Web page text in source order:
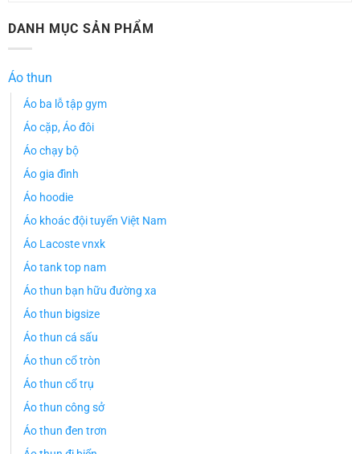
DANH MỤC SẢN PHẨM
Áo thun
Áo ba lỗ tập gym
Áo cặp, Áo đôi
Áo chạy bộ
Áo gia đình
Áo hoodie
Áo khoác đội tuyển Việt Nam
Áo Lacoste vnxk
Áo tank top nam
Áo thun bạn hữu đường xa
Áo thun bigsize
Áo thun cá sấu
Áo thun cổ tròn
Áo thun cổ trụ
Áo thun công sở
Áo thun đen trơn